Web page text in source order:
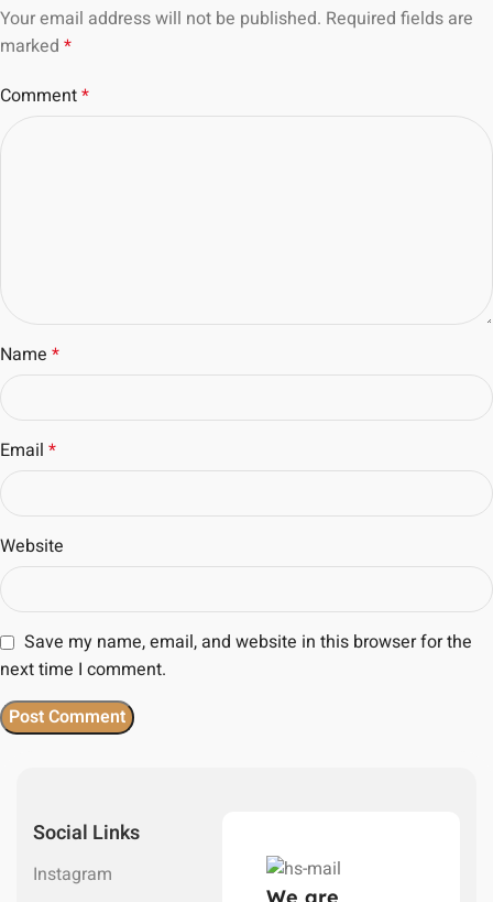
Your email address will not be published. Required fields are
marked *
Comment*
Name *
Email *
Website
Save my name, email, and website in this browser for the
next time I comment.
Social Links
Instagram